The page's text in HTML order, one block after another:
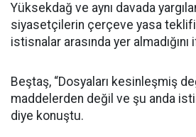
Yüksekdağ ve aynı davada
siyasetçilerin çerçeve yasa
istisnalar arasında yer
Beştaş, “Dosyaları kesinleşmiş
maddelerden değil ve şu anda
diye konuştu.